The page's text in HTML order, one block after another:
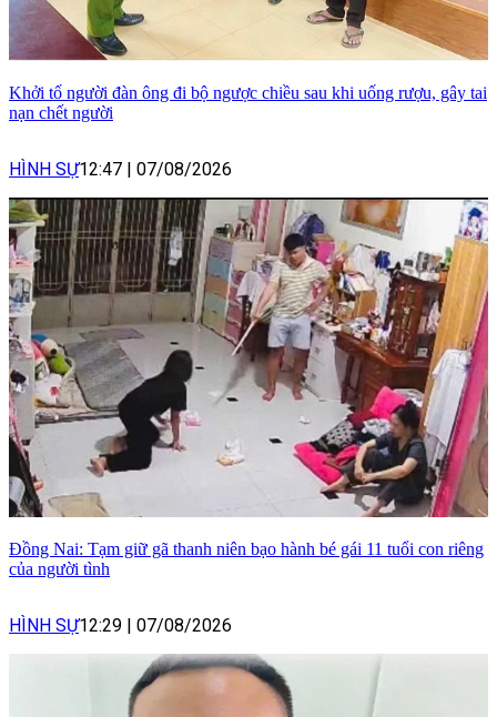
Khởi tố người đàn ông đi bộ ngược chiều sau khi uống rượu, gây tai
nạn chết người
HÌNH SỰ12:47 | 07/08/2026
Đồng Nai: Tạm giữ gã thanh niên bạo hành bé gái 11 tuổi con riêng
của người tình
HÌNH SỰ12:29 | 07/08/2026